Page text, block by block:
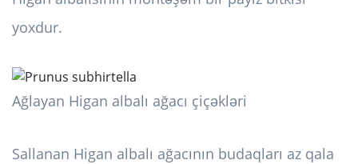
yoxdur.
Ağlayan Higan albalı ağacı çiçəkləri
Sallanan Higan albalı ağacının budaqları az qala